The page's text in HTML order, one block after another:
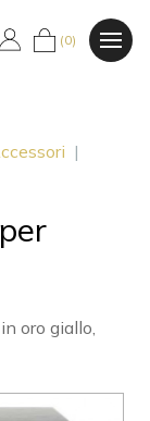
(0)
|
oro giallo,